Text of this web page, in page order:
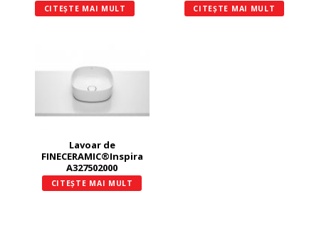
CITEȘTE MAI MULT CITEȘTE MAI MULT
Lavoar de
FINECERAMIC®Inspira
A327502000
CITEȘTE MAI MULT